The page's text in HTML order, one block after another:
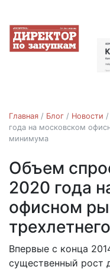
Главная / Блог / Новости /
года на московском
минимума
Новости
Рейтинги и опросы
Объем
2020 года
офисном
14.04.2020
Впервые с конца
существенный рост